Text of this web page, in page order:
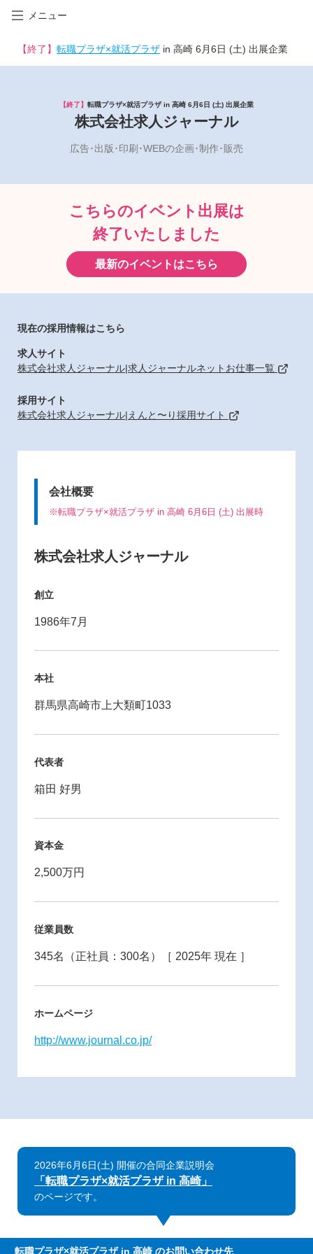
メニュー
【終了】 転職プラザ×就活プラザ in 高崎 6月6日 (土) 出展企業
【終了】 転職プラザ×就活プラザ in 高崎 6月6日 (土) 出展企業
株式会社求人ジャーナル
広告･出版･印刷･WEBの企画･制作･販売
こちらのイベント出展は
終了いたしました
最新のイベントはこちら
現在の採用情報はこちら
求人サイト
株式会社求人ジャーナル|求人ジャーナルネットお仕事一覧
採用サイト
株式会社求人ジャーナル|えんと〜り採用サイト
会社概要
※転職プラザ×就活プラザ in 高崎 6月6日 (土) 出展時
株式会社求人ジャーナル
創立
1986年7月
本社
群馬県高崎市上大類町1033
代表者
箱田 好男
資本金
2,500万円
従業員数
345名（正社員：300名）［ 2025年 現在 ］
ホームページ
http://www.journal.co.jp/
2026年6月6日(土) 開催の合同企業説明会
「転職プラザ×就活プラザ in 高崎」
のページです。
転職プラザ×就活プラザ in 高崎 のお問い合わせ先